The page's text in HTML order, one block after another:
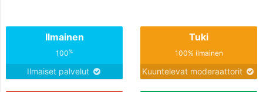
Ilmainen
100%
Ilmaiset palvelut
Tuki
100% ilmainen
Kuuntelevat moderaattorit